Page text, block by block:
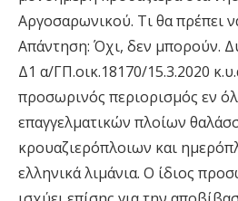
Αργοσαρωνικού. Τι θα πρέπει
Απάντηση: Όχι, δεν µπορούν.
Δ1 α/ΓΠ.οικ.18170/15.3.2020
προσωρινός περιορισµός εν
επαγγελµατικών πλοίων
κρουαζιερόπλοιων και
ελληνικά λιµάνια. Ο ίδιος